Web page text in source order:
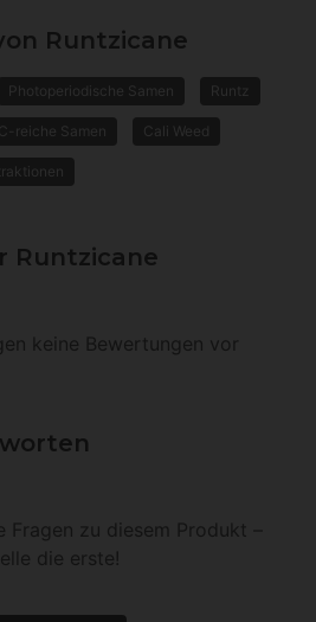
Runtzicane
Photoperiodische Samen Runtz
reiche Samen Cali Weed
Runtzicane
keine Bewertungen vor
zu diesem Produkt –
die erste!